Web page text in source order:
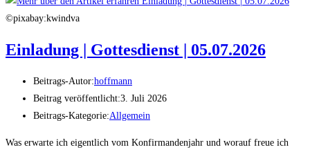
©pixabay:kwindva
Einladung | Gottesdienst | 05.07.2026
Beitrags-Autor:hoffmann
Beitrag veröffentlicht:3. Juli 2026
Beitrags-Kategorie:Allgemein
Was erwarte ich eigentlich vom Konfirmandenjahr und worauf freue ich